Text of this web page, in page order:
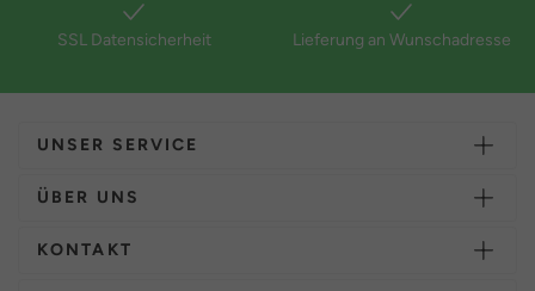
SSL Datensicherheit Lieferung an Wunschadresse
UNSER SERVICE
ÜBER UNS
KONTAKT